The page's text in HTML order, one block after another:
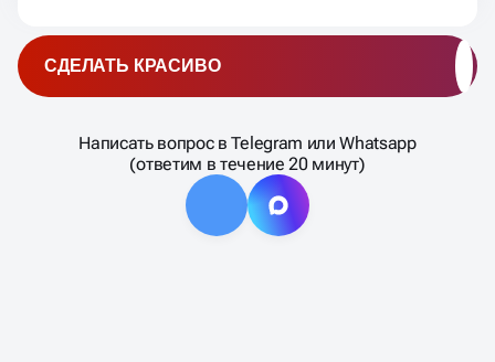
Написать вопрос в Telegram или Whatsapp
(ответим в течение 20 минут)
СДЕЛАТЬ КРАСИВО